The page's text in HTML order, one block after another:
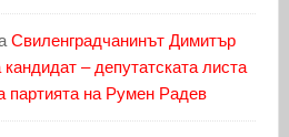
Свиленградчанинът Димитър
– депутатската листа
партията на Румен Радев